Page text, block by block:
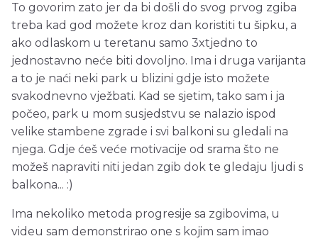
To govorim zato jer da bi došli do svog prvog zgiba
treba kad god možete kroz dan koristiti tu šipku, a
ako odlaskom u teretanu samo 3xtjedno to
jednostavno neće biti dovoljno. Ima i druga varijanta
a to je naći neki park u blizini gdje isto možete
svakodnevno vježbati. Kad se sjetim, tako sam i ja
počeo, park u mom susjedstvu se nalazio ispod
velike stambene zgrade i svi balkoni su gledali na
njega. Gdje ćeš veće motivacije od srama što ne
možeš napraviti niti jedan zgib dok te gledaju ljudi s
balkona... :)
Ima nekoliko metoda progresije sa zgibovima, u
videu sam demonstrirao one s kojim sam imao